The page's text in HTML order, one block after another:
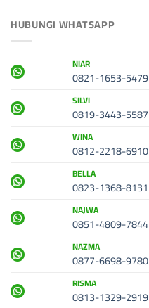
HUBUNGI WHATSAPP
NIAR
0821-1653-5479
SILVI
0819-3443-5587
WINA
0812-2218-6910
BELLA
0823-1368-8131
NAJWA
0851-4809-7844
NAZMA
0877-6698-9780
RISMA
0813-1329-2919